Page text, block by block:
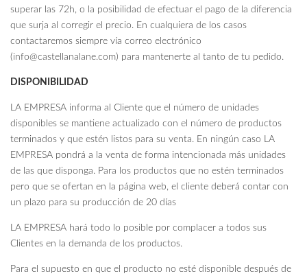
superar las 72h, o la posibilidad de efectuar el pago de la diferencia
que surja al corregir el precio. En cualquiera de los casos
contactaremos siempre vía correo electrónico
(info@castellanalane.com) para mantenerte al tanto de tu pedido.
DISPONIBILIDAD
LA EMPRESA informa al Cliente que el número de unidades
disponibles se mantiene actualizado con el número de productos
terminados y que estén listos para su venta. En ningún caso LA
EMPRESA pondrá a la venta de forma intencionada más unidades
de las que disponga. Para los productos que no estén terminados
pero que se ofertan en la página web, el cliente deberá contar con
un plazo para su producción de 20 días
LA EMPRESA hará todo lo posible por complacer a todos sus
Clientes en la demanda de los productos.
Para el supuesto en que el producto no esté disponible después de